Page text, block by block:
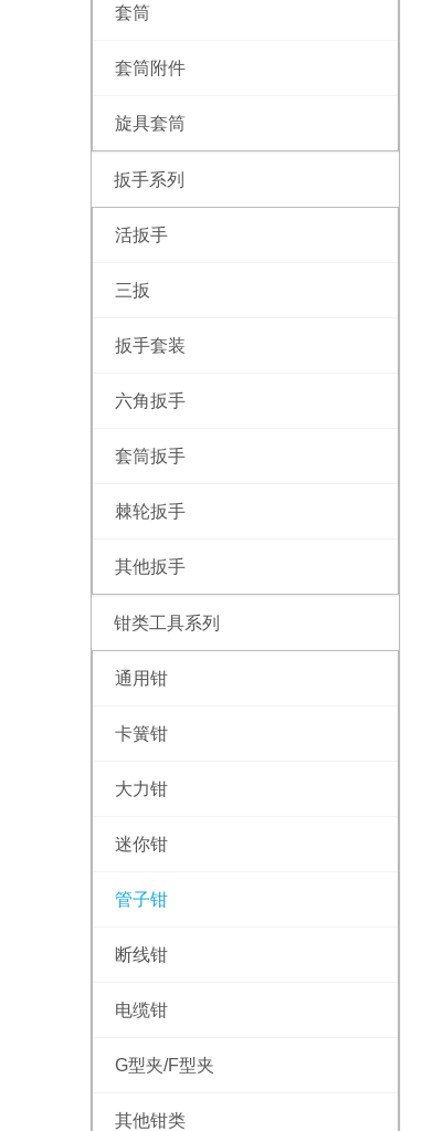
套筒
套筒附件
旋具套筒
扳手系列
活扳手
三扳
扳手套装
六角扳手
套筒扳手
棘轮扳手
其他扳手
钳类工具系列
通用钳
卡簧钳
大力钳
迷你钳
管子钳
断线钳
电缆钳
G型夹/F型夹
其他钳类